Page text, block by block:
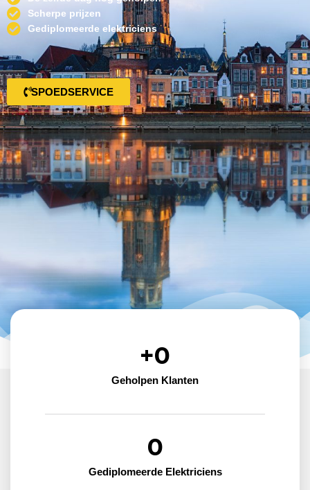
Scherpe prijzen
Gediplomeerde elektriciens
SPOEDSERVICE
Geholpen Klanten
+0
Gediplomeerde Elektriciens
0